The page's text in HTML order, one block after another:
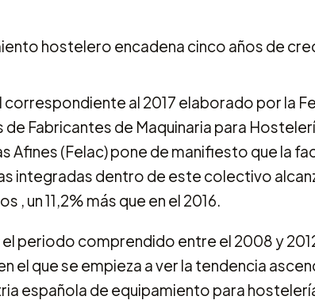
al 2017 elaborado por la
Fabricantes de Maquinaria para
Afines (Felac) pone de manifiesto que la
integradas dentro de este colectivo
, un 11,2% más que en el 2016.
periodo comprendido entre el 2008 y
el que se empieza a ver la tendencia
española de equipamiento para